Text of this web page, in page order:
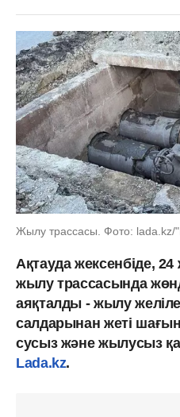
Жылу трассасы. Фото:
Ақтауда жексенбіде,
жылу трассасында
аяқталды - жылу
салдарынан жеті
сусыз және жылусыз
Lada.kz.